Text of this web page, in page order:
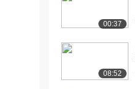
00:37
08:52